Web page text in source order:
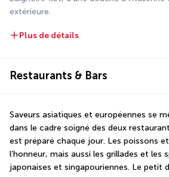
extérieure.
Plus de détails
Restaurants & Bars
Saveurs asiatiques et européennes se
dans le cadre soigné des deux
est préparé chaque jour. Les poissons
l’honneur, mais aussi les grillades et les
japonaises et singapouriennes. Le petit